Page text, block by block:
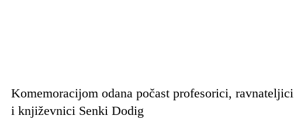
Komemoracijom odana počast profesorici, ravnateljici
i književnici Senki Dodig